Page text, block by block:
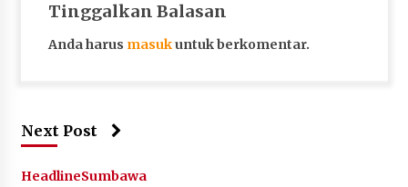
Tinggalkan Balasan
Anda harus masukuntuk berkomentar.
Next Post
HeadlineSumbawa